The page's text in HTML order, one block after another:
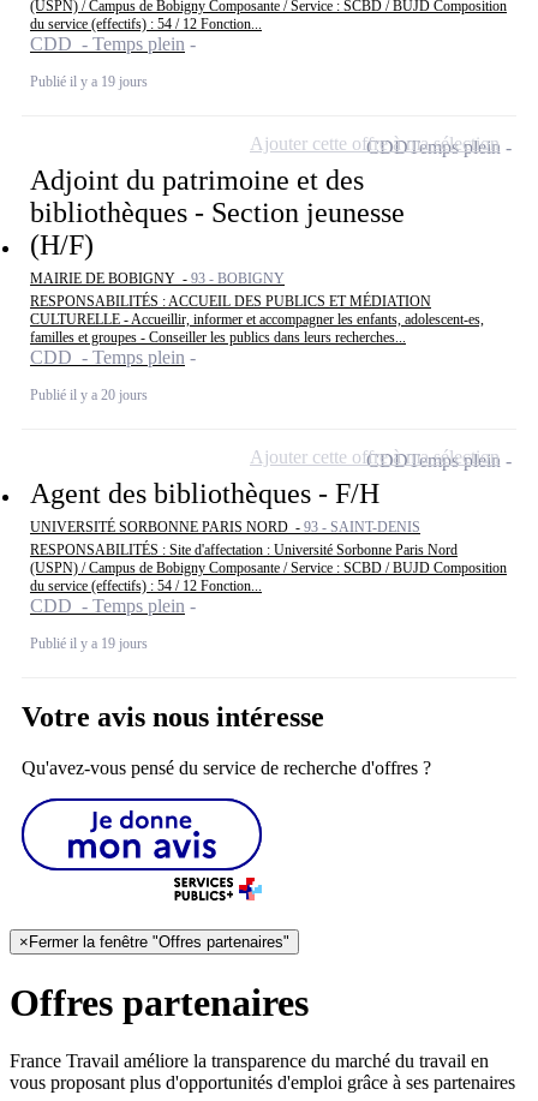
(USPN) / Campus de Bobigny Composante / Service : SCBD / BUJD Composition
du service (effectifs) : 54 / 12 Fonction...
CDD - Temps plein
Publié il y a 19 jours
Adjoint du patrimoine et des
bibliothèques - Section jeunesse
(H/F)
MAIRIE DE BOBIGNY - 93 - BOBIGNY
RESPONSABILITÉS : ACCUEIL DES PUBLICS ET MÉDIATION
CULTURELLE - Accueillir, informer et accompagner les enfants, adolescent-es,
familles et groupes - Conseiller les publics dans leurs recherches...
CDD - Temps plein
Publié il y a 20 jours
CDDTemps plein
Ajouter cette offre à ma sélection
Agent des bibliothèques - F/H
UNIVERSITÉ SORBONNE PARIS NORD - 93 - SAINT-DENIS
RESPONSABILITÉS : Site d'affectation : Université Sorbonne Paris Nord
(USPN) / Campus de Bobigny Composante / Service : SCBD / BUJD Composition
du service (effectifs) : 54 / 12 Fonction...
CDD - Temps plein
Publié il y a 19 jours
CDDTemps plein
Ajouter cette offre à ma sélection
Votre avis nous intéresse
Qu'avez-vous pensé du service de recherche d'offres ?
× Fermer la fenêtre "Offres partenaires"
Offres partenaires
France Travail améliore la transparence du marché du travail en
vous proposant plus d'opportunités d'emploi grâce à ses partenaires